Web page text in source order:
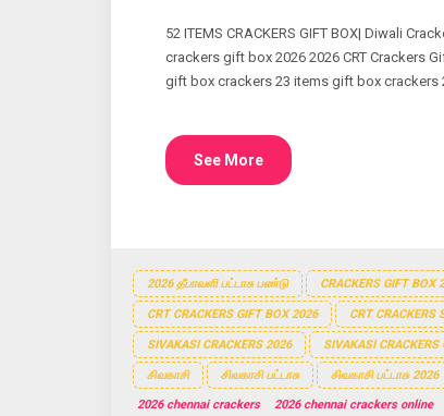
52 ITEMS CRACKERS GIFT BOX| Diwali
crackers gift box 2026 2026 CRT Crackers
gift box crackers 23 items gift box crackers
See More
2026 தீபாவளி பட்டாசு பண்டு CRACKERS GIFT BOX
CRT CRACKERS GIFT BOX 2026 CRT CRACKERS
SIVAKASI CRACKERS 2026 SIVAKASI
சிவகாசி சிவகாசி பட்டாசு சிவகாசி பட்டாசு 2026
2026 chennai crackers 2026 chennai crackers online